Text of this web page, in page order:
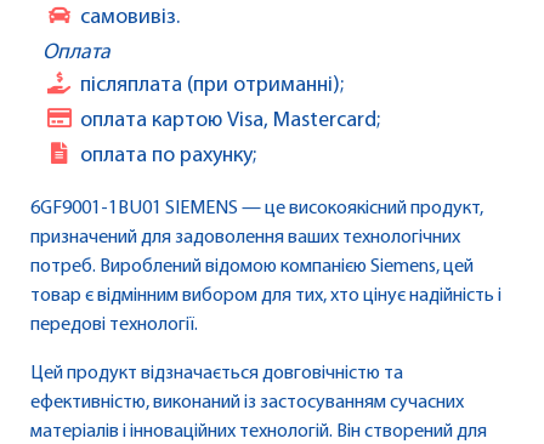
самовивіз.
Оплата
післяплата (при отриманні);
оплата картою Visa, Mastercard;
оплата по рахунку;
6GF9001-1BU01 SIEMENS — це високоякісний продукт,
призначений для задоволення ваших технологічних
потреб. Вироблений відомою компанією Siemens, цей
товар є відмінним вибором для тих, хто цінує надійність і
передові технології.
Цей продукт відзначається довговічністю та
ефективністю, виконаний із застосуванням сучасних
матеріалів і інноваційних технологій. Він створений для